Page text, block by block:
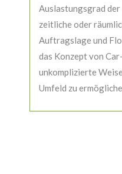
Auslastungsgrad der
zeitliche oder
Auftragslage und
das Konzept von
unkomplizierte
Umfeld zu